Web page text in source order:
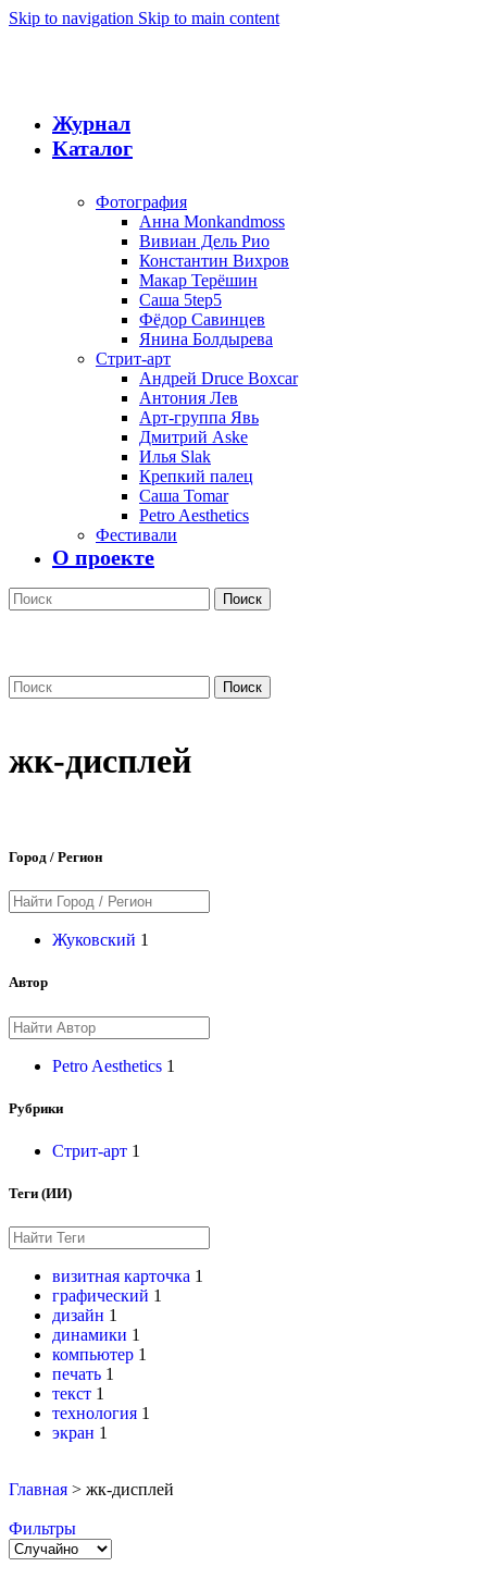
Skip to navigation Skip to main content
Журнал
Каталог
Фотография
Анна Monkandmoss
Вивиан Дель Рио
Константин Вихров
Макар Терёшин
Саша 5tep5
Фёдор Савинцев
Янина Болдырева
Стрит-арт
Андрей Druce Boxcar
Антония Лев
Арт-группа Явь
Дмитрий Aske
Илья Slak
Крепкий палец
Саша Tomar
Petro Aesthetics
Фестивали
О проекте
Поиск
Поиск
жк-дисплей
Город / Регион
Жуковский 1
Автор
Petro Aesthetics 1
Рубрики
Стрит-арт 1
Теги (ИИ)
визитная карточка 1
графический 1
дизайн 1
динамики 1
компьютер 1
печать 1
текст 1
технология 1
экран 1
Главная > жк-дисплей
Фильтры